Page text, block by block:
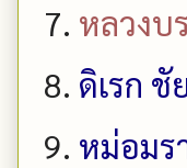
หลวงบ
ดิเรก ชั
หม่อมร